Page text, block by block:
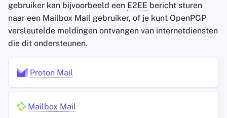
Vertrouwen
gebruiker kan bijvoorbeeld een E2EE bericht sturen
naar een Mailbox Mail gebruiker, of je kunt OpenPGP
versleutelde meldingen ontvangen van internetdiensten
die dit ondersteunen.
Proton Mail
Mailbox Mail